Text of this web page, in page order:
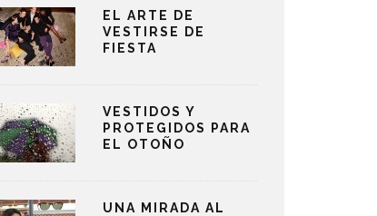
EL ARTE DE
VESTIRSE DE
FIESTA
VESTIDOS Y
PROTEGIDOS PARA
EL OTOÑO
UNA MIRADA AL